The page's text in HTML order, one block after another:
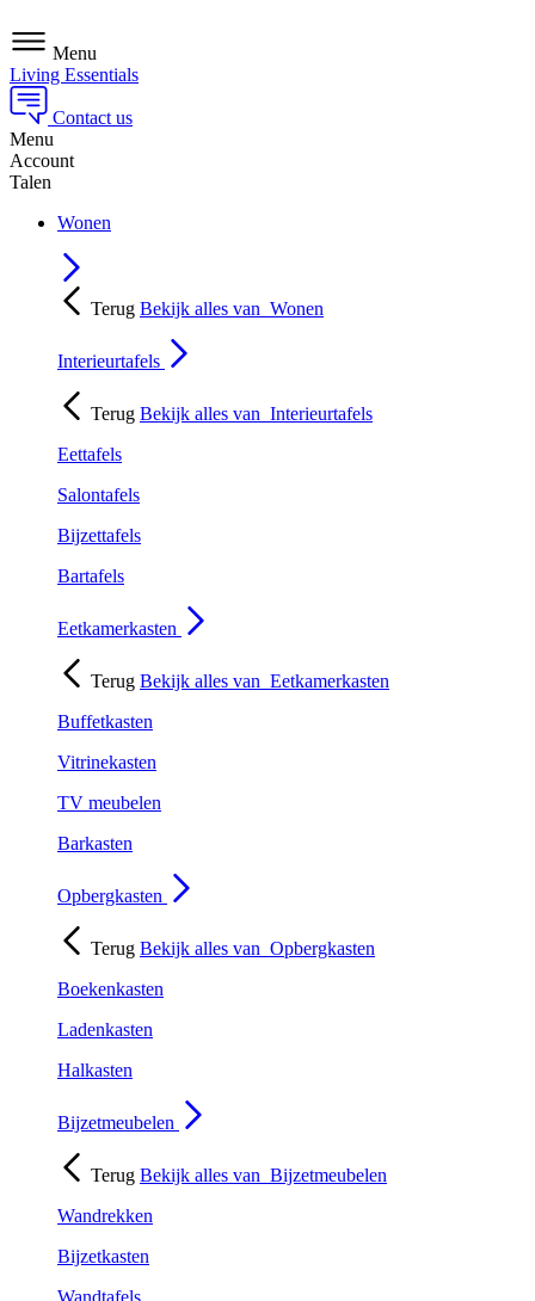
Menu
Living Essentials
Contact us
Menu
Account
Talen
Wonen
Terug Bekijk alles van Wonen
Interieurtafels
Terug Bekijk alles van Interieurtafels
Eettafels
Salontafels
Bijzettafels
Bartafels
Eetkamerkasten
Terug Bekijk alles van Eetkamerkasten
Buffetkasten
Vitrinekasten
TV meubelen
Barkasten
Opbergkasten
Terug Bekijk alles van Opbergkasten
Boekenkasten
Ladenkasten
Halkasten
Bijzetmeubelen
Terug Bekijk alles van Bijzetmeubelen
Wandrekken
Bijzetkasten
Wandtafels